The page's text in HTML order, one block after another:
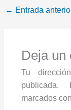
← Entrada
Deja un
Tu
publicada.
marcados con